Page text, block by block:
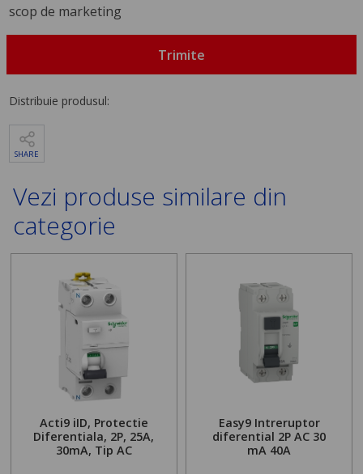
scop de marketing
Trimite
Distribuie produsul:
SHARE
Vezi produse similare din
categorie
Acti9 iID, Protectie
Diferentiala, 2P, 25A,
30mA, Tip AC
Easy9 Intreruptor
diferential 2P AC 30
mA 40A